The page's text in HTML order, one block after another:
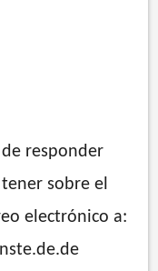
responder
sobre el
electrónico a: